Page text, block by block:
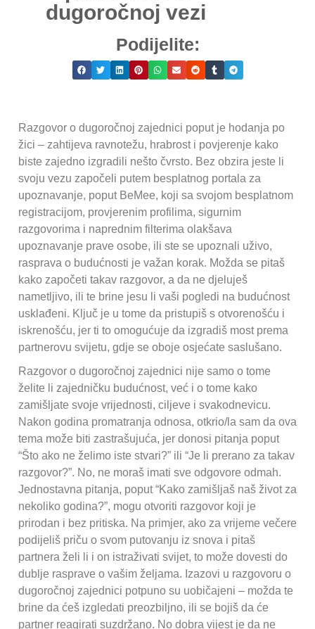
dugoročnoj vezi
Podijelite:
Razgovor o dugoročnoj zajednici poput je hodanja po
žici – zahtijeva ravnotežu, hrabrost i povjerenje kako
biste zajedno izgradili nešto čvrsto. Bez obzira jeste li
svoju vezu započeli putem besplatnog portala za
upoznavanje, poput BeMee, koji sa svojom besplatnom
registracijom, provjerenim profilima, sigurnim
razgovorima i naprednim filterima olakšava
upoznavanje prave osobe, ili ste se upoznali uživo,
rasprava o budućnosti je važan korak. Možda se pitaš
kako započeti takav razgovor, a da ne djeluješ
nametljivo, ili te brine jesu li vaši pogledi na budućnost
usklađeni. Ključ je u tome da pristupiš s otvorenošću i
iskrenošću, jer ti to omogućuje da izgradiš most prema
partnerovu svijetu, gdje se oboje osjećate saslušano.
Razgovor o dugoročnoj zajednici nije samo o tome
želite li zajedničku budućnost, već i o tome kako
zamišljate svoje vrijednosti, ciljeve i svakodnevicu.
Nakon godina promatranja odnosa, otkrio/la sam da ova
tema može biti zastrašujuća, jer donosi pitanja poput
“Što ako ne želimo iste stvari?” ili “Je li prerano za takav
razgovor?”. No, ne moraš imati sve odgovore odmah.
Jednostavna pitanja, poput “Kako zamišljaš naš život za
nekoliko godina?”, mogu otvoriti razgovor koji je
prirodan i bez pritiska. Na primjer, ako za vrijeme večere
podijeliš priču o svom putovanju iz snova i pitaš
partnera želi li i on istraživati svijet, to može dovesti do
dublje rasprave o vašim željama. Izazovi u razgovoru o
dugoročnoj zajednici potpuno su uobičajeni – možda te
brine da ćeš izgledati preozbiljno, ili se bojiš da će
partner reagirati suzdržano. No dobra vijest je da ne